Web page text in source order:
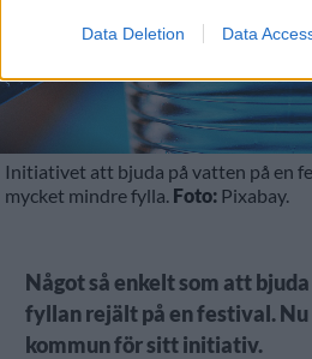
Data Deletion Data
Initiativet att bjuda på vatten på en
mycket mindre fylla. Foto: Pixabay.
Något så enkelt som att
fyllan rejält på en festival. Nu
kommun för sitt initiativ.